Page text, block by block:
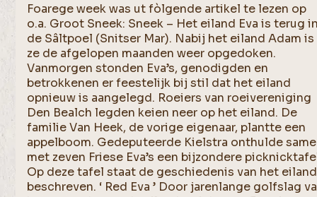
Foarege week was ut fòlgende artikel te lezen op
o.a. Groot Sneek: Sneek – Het eiland Eva is terug
de Sâltpoel (Snitser Mar). Nabij het eiland Adam is
ze de afgelopen maanden weer opgedoken.
Vanmorgen stonden Eva’s, genodigden en
betrokkenen er feestelijk bij stil dat het eiland
opnieuw is aangelegd. Roeiers van roeivereniging
Den Bealch legden keien neer op het eiland. De
familie Van Heek, de vorige eigenaar, plantte een
appelboom. Gedeputeerde Kielstra onthulde
met zeven Friese Eva’s een bijzondere
Op deze tafel staat de geschiedenis van het eiland
beschreven. ‘ Red Eva ’ Door jarenlange golfslag